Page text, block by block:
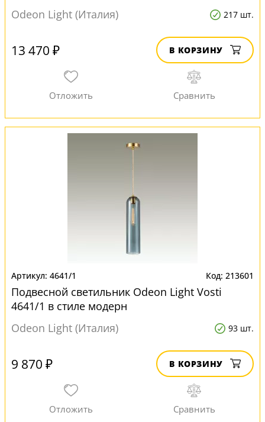
Odeon Light (Италия)
217 шт.
13 470 ₽ В КОРЗИНУ
4641/1 213601
Подвесной светильник Odeon Light Vosti
4641/1 в стиле модерн
Odeon Light (Италия)
93 шт.
9 870 ₽ В КОРЗИНУ